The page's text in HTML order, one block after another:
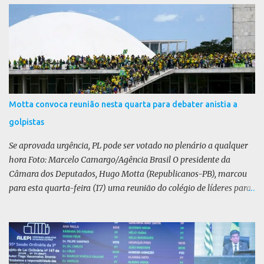
r
i
Motta convoca reunião nesta quarta para debater anistia a
golpistas
Se aprovada urgência, PL pode ser votado no plenário a qualquer
hora Foto: Marcelo Camargo/Agência Brasil O presidente da
Câmara dos Deputados, Hugo Motta (Republicanos-PB), marcou
para esta quarta-feira (17) uma reunião do colégio de líderes para
disse, em uma rede social, que a reunião vai “deliberar sobre a
urgência dos projetos que tratam do acontecido em 8 de janeiro de
2023”. Se aprovada urgência, o PL poderia ser votado no Plenário a